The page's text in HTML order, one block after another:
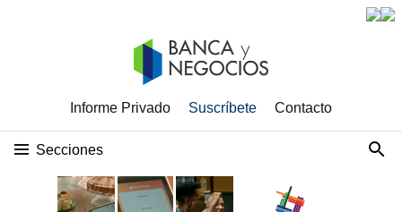
Informe Privado Suscríbete Contacto
Secciones